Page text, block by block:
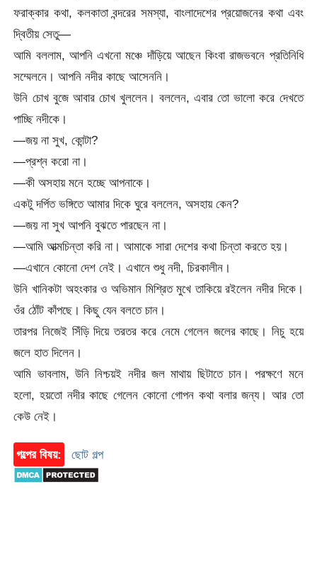
ফরাক্কার কথা, কলকাতা বন্দরের সমস্যা, বাংলাদেশের প্রয়োজনের কথা এবং
দ্বিতীয় সেতু—
আমি বললাম, আপনি এখনো মঞ্চে দাঁড়িয়ে আছেন কিংবা রাজভবনে প্রতিনিধি
সম্মেলনে। আপনি নদীর কাছে আসেননি।
উনি চোখ বুজে আবার চোখ খুললেন। বললেন, এবার তো ভালো করে দেখতে
পাচ্ছি নদীকে।
—জয় না সুখ, কোন্টা?
—প্রশ্ন করো না।
—কী অসহায় মনে হচ্ছে আপনাকে।
একটু দর্পিত ভঙ্গিতে আমার দিকে ঘুরে বললেন, অসহায় কেন?
—জয় না সুখ আপনি বুঝতে পারছেন না।
—আমি আত্মচিন্তা করি না। আমাকে সারা দেশের কথা চিন্তা করতে হয়।
—এখানে কোনো দেশ নেই। এখানে শুধু নদী, চিরকালীন।
উনি খানিকটা অহংকার ও অভিমান মিশ্রিত মুখে তাকিয়ে রইলেন নদীর দিকে।
ওঁর ঠোঁট কাঁপছে। কিছু যেন বলতে চান।
তারপর নিজেই সিঁড়ি দিয়ে তরতর করে নেমে গেলেন জলের কাছে। নিচু হয়ে
জলে হাত দিলেন।
আমি ভাবলাম, উনি নিশ্চয়ই নদীর জল মাথায় ছিটাতে চান। পরক্ষণে মনে
হলো, হয়তো নদীর কাছে গেলেন কোনো গোপন কথা বলার জন্য। আর তো
কেউ নেই।
গল্পের বিষয়: ছোট গল্প